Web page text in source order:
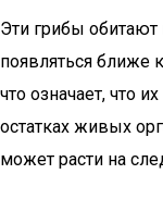
Эти грибы
появляться ближе
что означает, что
остатках живых
может расти на